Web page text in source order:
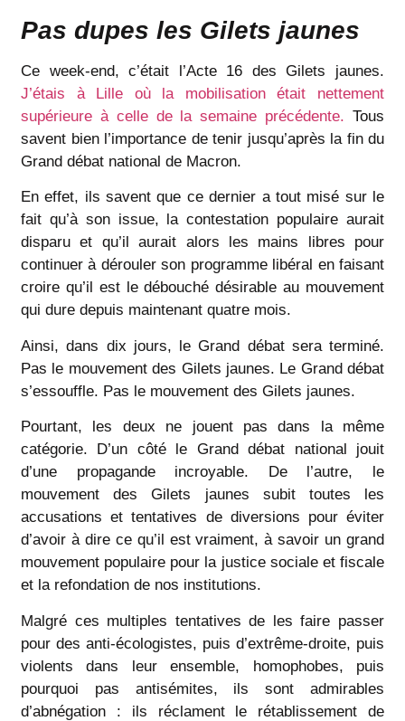
Pas dupes les Gilets jaunes
Ce week-end, c’était l’Acte 16 des Gilets jaunes.
J’étais à Lille où la mobilisation était nettement
supérieure à celle de la semaine précédente. Tous
savent bien l’importance de tenir jusqu’après la fin du
Grand débat national de Macron.
En effet, ils savent que ce dernier a tout misé sur le
fait qu’à son issue, la contestation populaire aurait
disparu et qu’il aurait alors les mains libres pour
continuer à dérouler son programme libéral en faisant
croire qu’il est le débouché désirable au mouvement
qui dure depuis maintenant quatre mois.
Ainsi, dans dix jours, le Grand débat sera terminé.
Pas le mouvement des Gilets jaunes. Le Grand débat
s’essouffle. Pas le mouvement des Gilets jaunes.
Pourtant, les deux ne jouent pas dans la même
catégorie. D’un côté le Grand débat national jouit
d’une propagande incroyable. De l’autre, le
mouvement des Gilets jaunes subit toutes les
accusations et tentatives de diversions pour éviter
d’avoir à dire ce qu’il est vraiment, à savoir un grand
mouvement populaire pour la justice sociale et fiscale
et la refondation de nos institutions.
Malgré ces multiples tentatives de les faire passer
pour des anti-écologistes, puis d’extrême-droite, puis
violents dans leur ensemble, homophobes, puis
pourquoi pas antisémites, ils sont admirables
d’abnégation : ils réclament le rétablissement de